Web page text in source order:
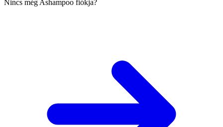
Nincs még Ashampoo fiókja?